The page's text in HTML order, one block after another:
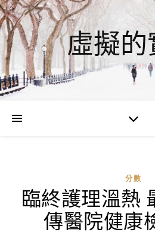
虛擬的
分數
臨終護理溫熱
傳醫院健康